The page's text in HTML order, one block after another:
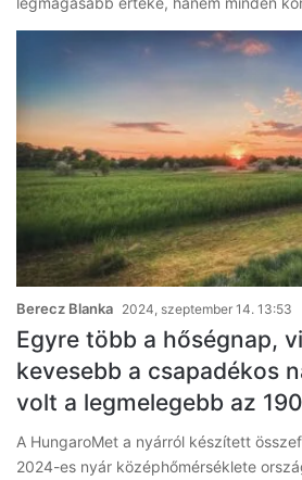
Berecz Blanka 2024, szeptember 14. 13:53
Egyre több a hőségnap,
kevesebb a csapadékos
volt a legmelegebb az
A HungaroMet a nyárról készített
2024-es nyár középhőmérséklete